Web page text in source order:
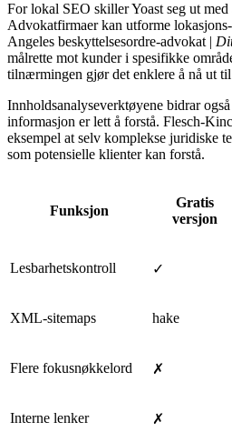
For lokal SEO skiller Yoast seg ut
Advokatfirmaer kan utforme
Angeles beskyttelsesordre-advokat |
målrette mot kunder i spesifikke
tilnærmingen gjør det enklere å nå ut
Innholdsanalyseverktøyene bidrar
informasjon er lett å forstå. Flesch-
eksempel at selv komplekse juridiske
som potensielle klienter kan forstå.
Funksjon
Gratis
versjon
Lesbarhetskontroll ✓
XML-sitemaps hake
Flere fokusnøkkelord ✗
Interne lenker ✗